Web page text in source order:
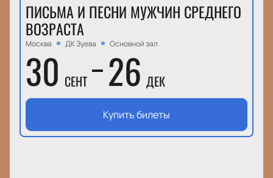
ПИСЬМА И ПЕСНИ МУЖЧИН СРЕДНЕГО
ВОЗРАСТА
Москва ДК Зуева Основной зал
30 СЕНТ 26 ДЕК
Купить билеты